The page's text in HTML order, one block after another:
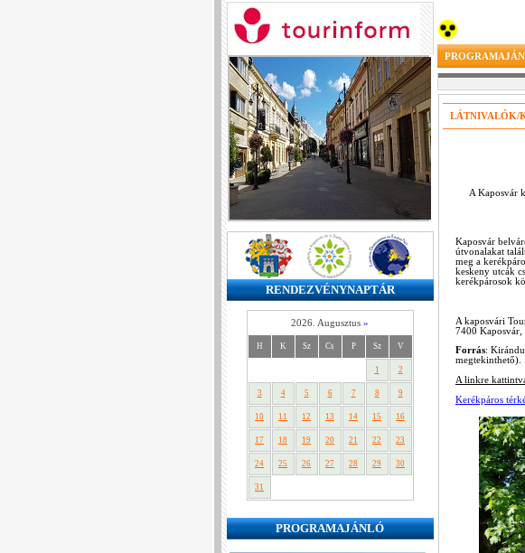
RENDEZVÉNYNAPTÁR
2026. Augusztus »
H K Sz Cs P Sz V
1 2
3 4 5 6 7 8 9
10 11 12 13 14 15 16
17 18 19 20 21 22 23
24 25 26 27 28 29 30
31
PROGRAMAJÁNLÓ
LÁTNIVALÓK/
A Kaposvár
Kaposvár
útvonalakat
meg a
keskeny utcák
kerékpárosok
A kaposvári
7400
Forrás:
megtekinthető).
A linkre
Kerékpáros